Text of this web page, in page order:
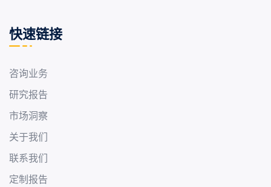
快速链接
咨询业务
研究报告
市场洞察
关于我们
联系我们
定制报告